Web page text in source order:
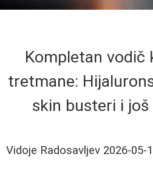
Kompletan vodič
tretmane:
skin busteri i
Vidoje Radosavljev 2026-05-